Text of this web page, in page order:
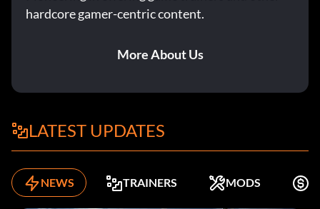
hardcore gamer-centric content.
More About Us
LATEST UPDATES
NEWS TRAINERS MODS